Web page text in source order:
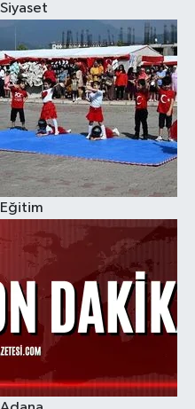
Siyaset
Eğitim